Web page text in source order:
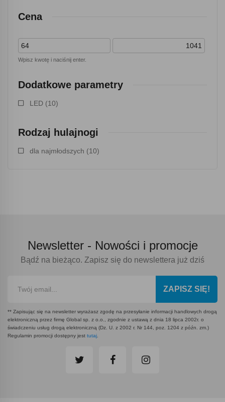
Cena
Wpisz kwotę i naciśnij enter.
Dodatkowe parametry
LED (10)
Rodzaj hulajnogi
dla najmłodszych (10)
Newsletter - Nowości i promocje
Bądź na bieżąco. Zapisz się do newslettera już dziś
ZAPISZ SIĘ!
** Zapisując się na newsletter wyrażasz zgodę na przesyłanie informacji handlowych drogą
elektroniczną przez firmę Global sp. z o.o., zgodnie z ustawą z dnia 18 lipca 2002r. o
świadczeniu usług drogą elektroniczną (Dz. U. z 2002 r. Nr 144, poz. 1204 z późn. zm.)
Regulamin promocji dostępny jest tutaj.